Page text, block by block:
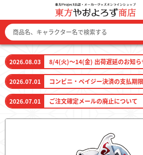
ログイン / 会員登録
ファッション
2026.08.03 8/4(火)～14(金) 出荷遅延のお知ら
2026.07.01 コンビニ・ペイジー決済の支払期
2026.07.01 ご注文確定メールの廃止について